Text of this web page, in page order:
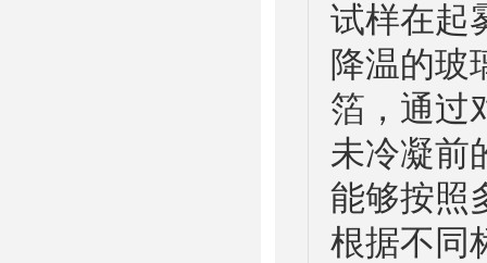
试样在起
降温的玻
箔，通过
未冷凝前
能够按照
根据不同